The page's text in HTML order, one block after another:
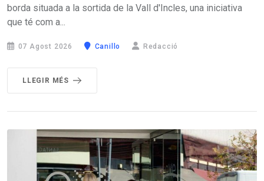
borda situada a la sortida de la Vall d'Incles, una iniciativa
que té com a...
07 Agost 2026 Canillo Redacció
LLEGIR MÉS